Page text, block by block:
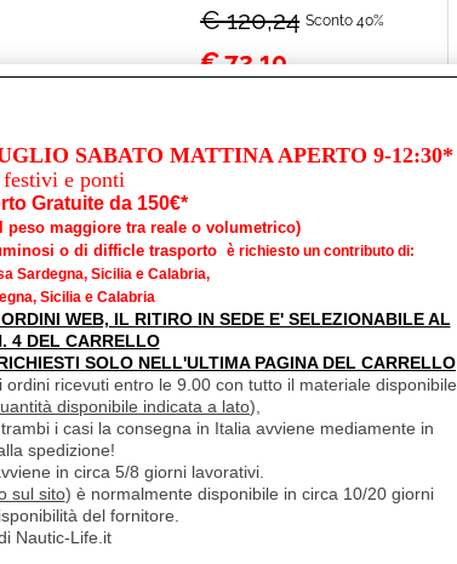
€ 120,24 Sconto 40%
€72,10
PARETE/BASE PER BARCHE VELA
Disponibilità:
Disponibile su
Ordinazione in circa
10/20gg (Tempistica
indicativa non
Prezzo:
€ 99,43
SABATO MATTINA APERTO 9-12:30*
e ponti
Gratuite da 150€*
maggiore tra reale o volumetrico)
o di difficle trasporto è richiesto un contributo di:
Sardegna, Sicilia e Calabria,
Sicilia e Calabria
WEB, IL RITIRO IN SEDE E' SELEZIONABILE AL
4 DEL CARRELLO
SOLO NELL'ULTIMA PAGINA DEL CARRELLO
ricevuti entro le 9.00 con tutto il materiale disponibile
disponibile indicata a lato),
i casi la consegna in Italia avviene mediamente in
spedizione!
in circa 5/8 giorni lavorativi.
sul sito) è normalmente disponibile in circa 10/20 giorni
del fornitore.
Nautic-Life.it